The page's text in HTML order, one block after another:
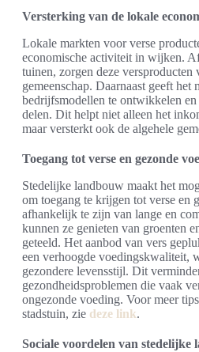
Versterking van de lokale
Lokale markten voor verse
economische activiteit in wijken.
tuinen, zorgen deze
gemeenschap. Daarnaast geeft het
bedrijfsmodellen te ontwikkelen
delen. Dit helpt niet alleen het
maar versterkt ook de algehele
Toegang tot verse en gezonde
Stedelijke landbouw maakt het
om toegang te krijgen tot verse en
afhankelijk te zijn van lange en
kunnen ze genieten van groenten
geteeld. Het aanbod van vers
een verhoogde voedingskwaliteit,
gezondere levensstijl. Dit
gezondheidsproblemen die vaak
ongezonde voeding. Voor meer
stadstuin, zie deze link.
Sociale voordelen van stedelijke